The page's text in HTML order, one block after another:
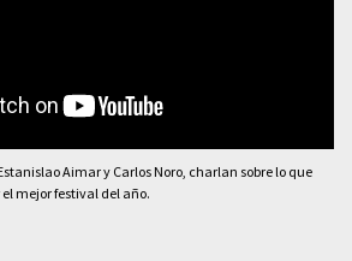
Aimar y Carlos Noro, charlan sobre lo que
mejor festival del año.